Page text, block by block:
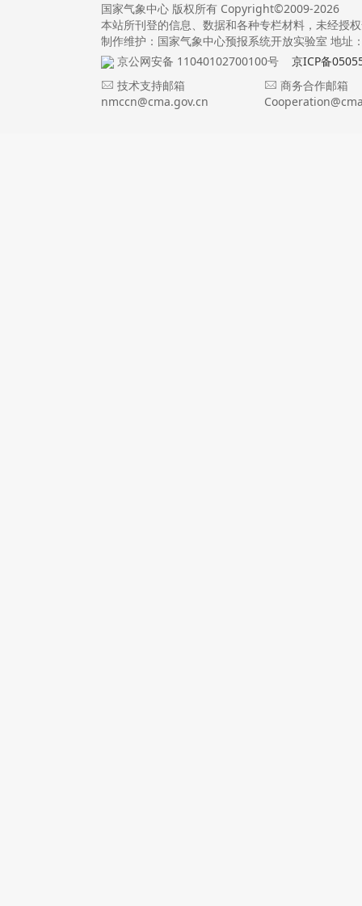
国家气象中心 版权所有 Copyright©2009-2026
本站所刊登的信息、数据和各种专栏材料，未经授
制作维护：国家气象中心预报系统开放实验室 地址
京公网安备 11040102700100号
京ICP备
技术支持邮箱
nmccn@cma.gov.cn
商务合作邮箱